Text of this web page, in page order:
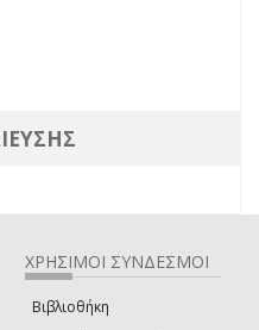
ΧΡΗΣΙΜΟΙ ΣΥΝΔΕΣΜΟΙ
Βιβλιοθήκη